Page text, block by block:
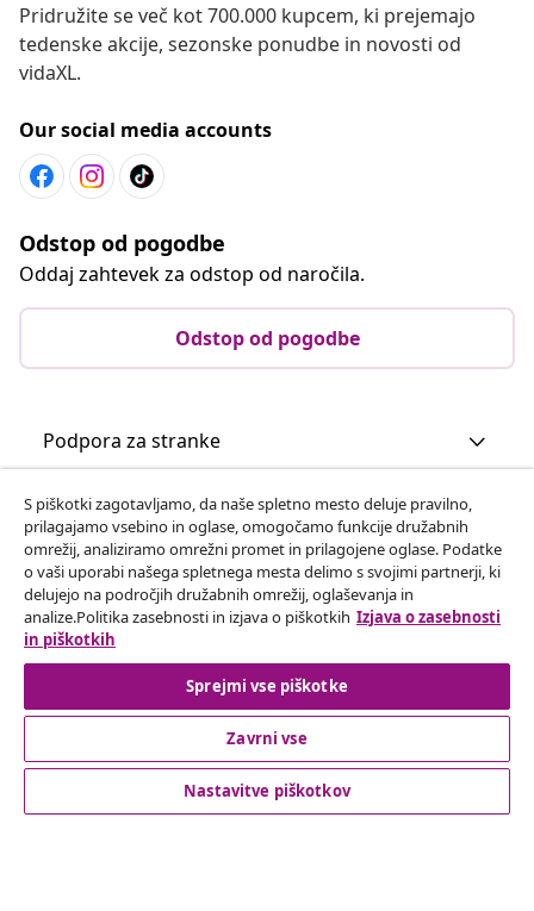
Pridružite se več kot 700.000 kupcem, ki prejemajo
tedenske akcije, sezonske ponudbe in novosti od
vidaXL.
Our social media accounts
Odstop od pogodbe
Oddaj zahtevek za odstop od naročila.
Odstop od pogodbe
Podpora za stranke
Poslovanje
vidaXL
Odkrijte več
S piškotki zagotavljamo, da naše spletno mesto deluje pravilno,
prilagajamo vsebino in oglase, omogočamo funkcije družabnih
omrežij, analiziramo omrežni promet in prilagojene oglase. Podatke
o vaši uporabi našega spletnega mesta delimo s svojimi partnerji, ki
delujejo na področjih družabnih omrežij, oglaševanja in
analize.Politika zasebnosti in izjava o piškotkih Izjava o zasebnosti
in piškotkih
Sprejmi vse piškotke
Zavrni vse
Nastavitve piškotkov